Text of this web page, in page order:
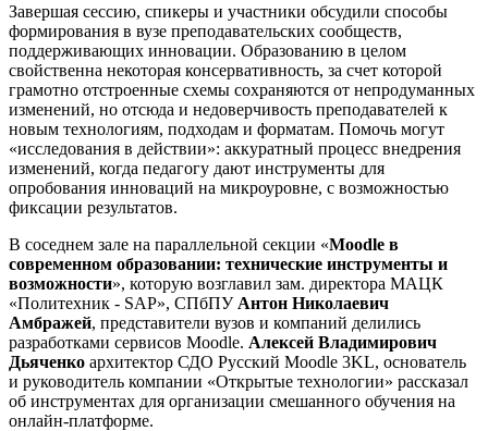
Завершая сессию, спикеры и участники обсудили способы
формирования в вузе преподавательских сообществ,
поддерживающих инновации. Образованию в целом
свойственна некоторая консервативность, за счет которой
грамотно отстроенные схемы сохраняются от непродуманных
изменений, но отсюда и недоверчивость преподавателей к
новым технологиям, подходам и форматам. Помочь могут
«исследования в действии»: аккуратный процесс внедрения
изменений, когда педагогу дают инструменты для
опробования инноваций на микроуровне, с возможностью
фиксации результатов.
В соседнем зале на параллельной секции «Moodle в
современном образовании: технические инструменты и
возможности», которую возглавил зам. директора МАЦК
«Политехник - SAP», СПбПУ Антон Николаевич
Амбражей, представители вузов и компаний делились
разработками сервисов Moodle. Алексей Владимирович
Дьяченко архитектор СДО Русский Moodle 3KL, основатель
и руководитель компании «Открытые технологии» рассказал
об инструментах для организации смешанного обучения на
онлайн-платформе.